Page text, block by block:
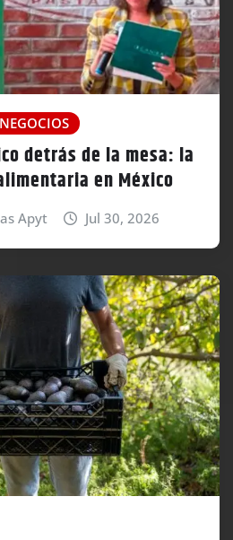
NEGOCIOS
detrás de la mesa: la
en México
Apyt Jul 30, 2026